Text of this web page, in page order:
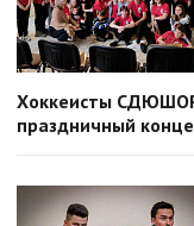
Хоккеисты
праздничный